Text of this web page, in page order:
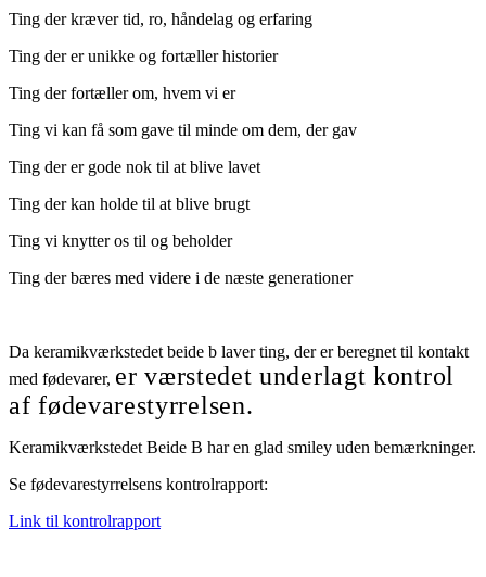
Ting der kræver tid, ro, håndelag og erfaring
Ting der er unikke og fortæller historier
Ting der fortæller om, hvem vi er
Ting vi kan få som gave til minde om dem, der gav
Ting der er gode nok til at blive lavet
Ting der kan holde til at blive brugt
Ting vi knytter os til og beholder
Ting der bæres med videre i de næste generationer
Da keramikværkstedet beide b laver ting, der er beregnet til kontakt
med fødevarer, er værstedet underlagt kontrol
af fødevarestyrrelsen.
Keramikværkstedet Beide B har en glad smiley uden bemærkninger.
Se fødevarestyrrelsens kontrolrapport:
Link til kontrolrapport